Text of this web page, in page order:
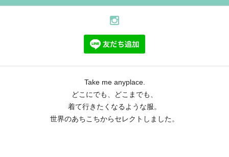
Take me anyplace.
どこにでも、どこまでも、
着て行きたくなるような服。
世界のあちこちからセレクトしました。